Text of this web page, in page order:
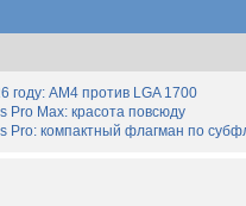
году: AM4 против LGA 1700
Max: красота повсюду
компактный флагман по